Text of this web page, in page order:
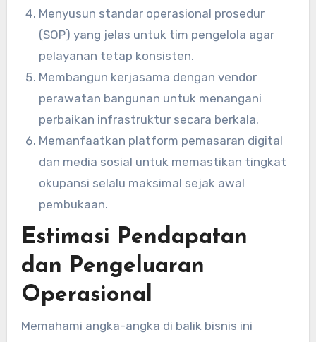
Menyusun standar operasional prosedur
(SOP) yang jelas untuk tim pengelola agar
pelayanan tetap konsisten.
Membangun kerjasama dengan vendor
perawatan bangunan untuk menangani
perbaikan infrastruktur secara berkala.
Memanfaatkan platform pemasaran digital
dan media sosial untuk memastikan tingkat
okupansi selalu maksimal sejak awal
pembukaan.
Estimasi Pendapatan
dan Pengeluaran
Operasional
Memahami angka-angka di balik bisnis ini